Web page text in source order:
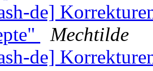
de]
Mechtilde
de]